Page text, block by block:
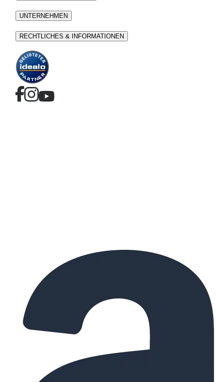
UNTERNEHMEN
RECHTLICHES & INFORMATIONEN